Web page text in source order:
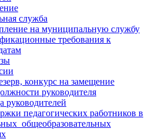
служба
на муниципальную службу
требования к
конкурс на замещение
руководителя
руководителей
педагогических работников в
общеобразовательных